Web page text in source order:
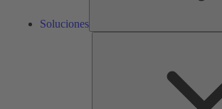
Soluciones